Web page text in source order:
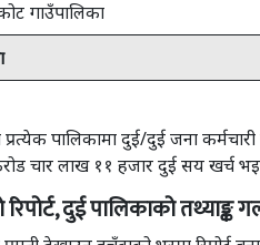
गाउँपालिका
प्रत्येक पालिकामा दुई/दुई जना
चार लाख ११ हजार दुई सय खर्च
दुई पालिकाको तथ्याङ्क